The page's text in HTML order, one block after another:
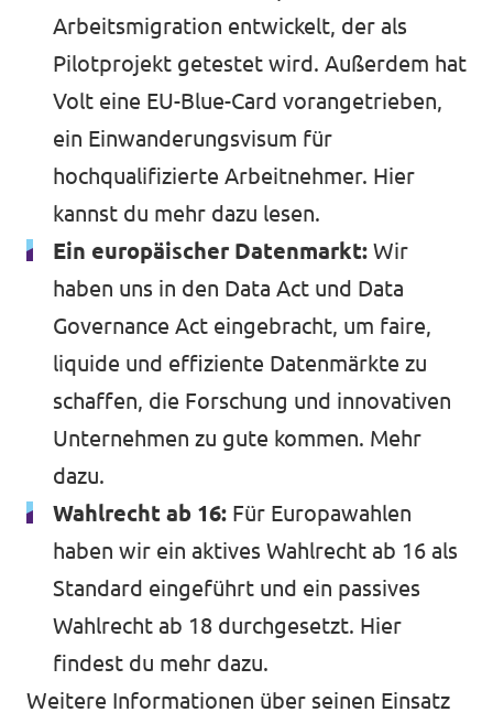
Arbeitsmigration entwickelt, der als
Pilotprojekt getestet wird. Außerdem hat
Volt eine EU-Blue-Card vorangetrieben,
ein Einwanderungsvisum für
hochqualifizierte Arbeitnehmer. Hier
kannst du mehr dazu lesen.
Ein europäischer Datenmarkt: Wir
haben uns in den Data Act und Data
Governance Act eingebracht, um faire,
liquide und effiziente Datenmärkte zu
schaffen, die Forschung und innovativen
Unternehmen zu gute kommen. Mehr
dazu.
Wahlrecht ab 16: Für Europawahlen
haben wir ein aktives Wahlrecht ab 16 als
Standard eingeführt und ein passives
Wahlrecht ab 18 durchgesetzt. Hier
findest du mehr dazu.
Weitere Informationen über seinen Einsatz